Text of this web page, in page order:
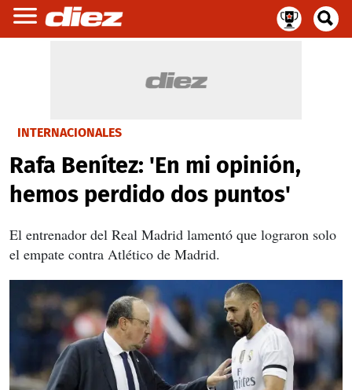
INTERNACIONALES
Rafa Benítez: 'En mi opinión,
hemos perdido dos puntos'
El entrenador del Real Madrid lamentó que lograron solo
el empate contra Atlético de Madrid.